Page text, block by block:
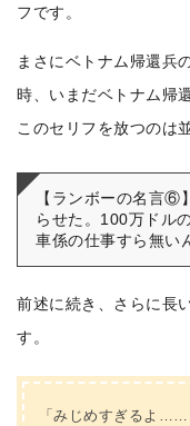
フです。
まさにベトナム帰還兵
時、いまだベトナム帰
このセリフを放つのは
【ランボーの名言⑥
らせた。100万ドル
車係の仕事すら無い
前述に続き、さらに長
す。
「みじめすぎるよ